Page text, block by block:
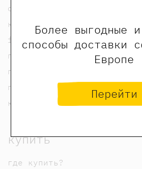
Более выгодные
способы доставки
Европе
Перейти
о нас
контакты
foreign rights contacts
политика конфиденциальности
публичная оферта
пользовательское соглашение
карта сайта
купить
где купить?